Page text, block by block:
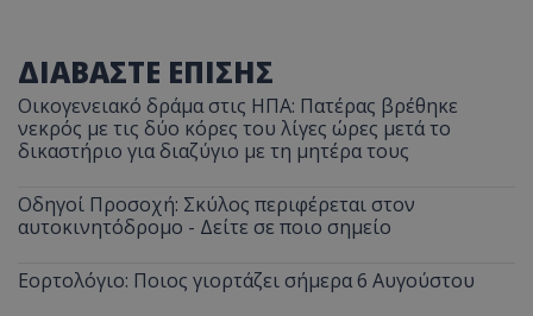
ΔΙΑΒΑΣΤΕ ΕΠΙΣΗΣ
Οικογενειακό δράμα στις ΗΠΑ: Πατέρας βρέθηκε
νεκρός με τις δύο κόρες του λίγες ώρες μετά το
δικαστήριο για διαζύγιο με τη μητέρα τους
Οδηγοί Προσοχή: Σκύλος περιφέρεται στον
αυτοκινητόδρομο - Δείτε σε ποιο σημείο
Εορτολόγιο: Ποιος γιορτάζει σήμερα 6 Αυγούστου